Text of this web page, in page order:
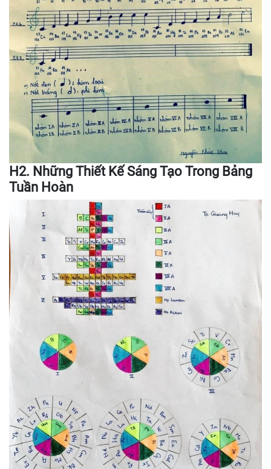
H2. Những Thiết Kế Sáng Tạo Trong Bảng
Tuần Hoàn